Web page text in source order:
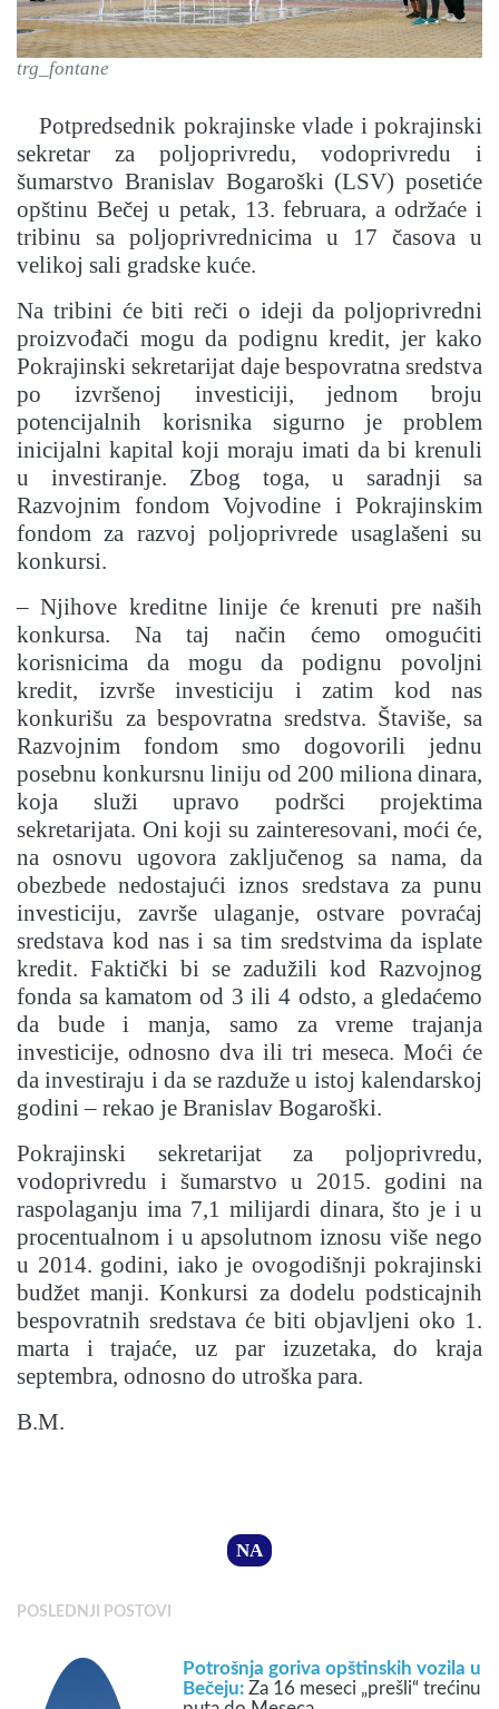
trg_fontane
Potpredsednik pokrajinske vlade i pokrajinski
sekretar za poljoprivredu, vodoprivredu i
šumarstvo Branislav Bogaroški (LSV) posetiće
opštinu Bečej u petak, 13. februara, a održaće i
tribinu sa poljoprivrednicima u 17 časova u
velikoj sali gradske kuće.
Na tribini će biti reči o ideji da poljoprivredni
proizvođači mogu da podignu kredit, jer kako
Pokrajinski sekretarijat daje bespovratna sredstva
po izvršenoj investiciji, jednom broju
potencijalnih korisnika sigurno je problem
inicijalni kapital koji moraju imati da bi krenuli
u investiranje. Zbog toga, u saradnji sa
Razvojnim fondom Vojvodine i Pokrajinskim
fondom za razvoj poljoprivrede usaglašeni su
konkursi.
– Njihove kreditne linije će krenuti pre naših
konkursa. Na taj način ćemo omogućiti
korisnicima da mogu da podignu povoljni
kredit, izvrše investiciju i zatim kod nas
konkurišu za bespovratna sredstva. Štaviše, sa
Razvojnim fondom smo dogovorili jednu
posebnu konkursnu liniju od 200 miliona dinara,
koja služi upravo podršci projektima
sekretarijata. Oni koji su zainteresovani, moći će,
na osnovu ugovora zaključenog sa nama, da
obezbede nedostajući iznos sredstava za punu
investiciju, završe ulaganje, ostvare povraćaj
sredstava kod nas i sa tim sredstvima da isplate
kredit. Faktički bi se zadužili kod Razvojnog
fonda sa kamatom od 3 ili 4 odsto, a gledaćemo
da bude i manja, samo za vreme trajanja
investicije, odnosno dva ili tri meseca. Moći će
da investiraju i da se razduže u istoj kalendarskoj
godini – rekao je Branislav Bogaroški.
Pokrajinski sekretarijat za poljoprivredu,
vodoprivredu i šumarstvo u 2015. godini na
raspolaganju ima 7,1 milijardi dinara, što je i u
procentualnom i u apsolutnom iznosu više nego
u 2014. godini, iako je ovogodišnji pokrajinski
budžet manji. Konkursi za dodelu podsticajnih
bespovratnih sredstava će biti objavljeni oko 1.
marta i trajaće, uz par izuzetaka, do kraja
septembra, odnosno do utroška para.
B.M.
NA
POSLEDNJI POSTOVI
Potrošnja goriva opštinskih vozila u
Bečeju:Za 16 meseci „prešli“ trećinu